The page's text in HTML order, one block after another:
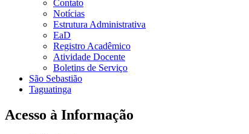
Contato
Notícias
Estrutura Administrativa
EaD
Registro Acadêmico
Atividade Docente
Boletins de Serviço
São Sebastião
Taguatinga
Acesso à Informação